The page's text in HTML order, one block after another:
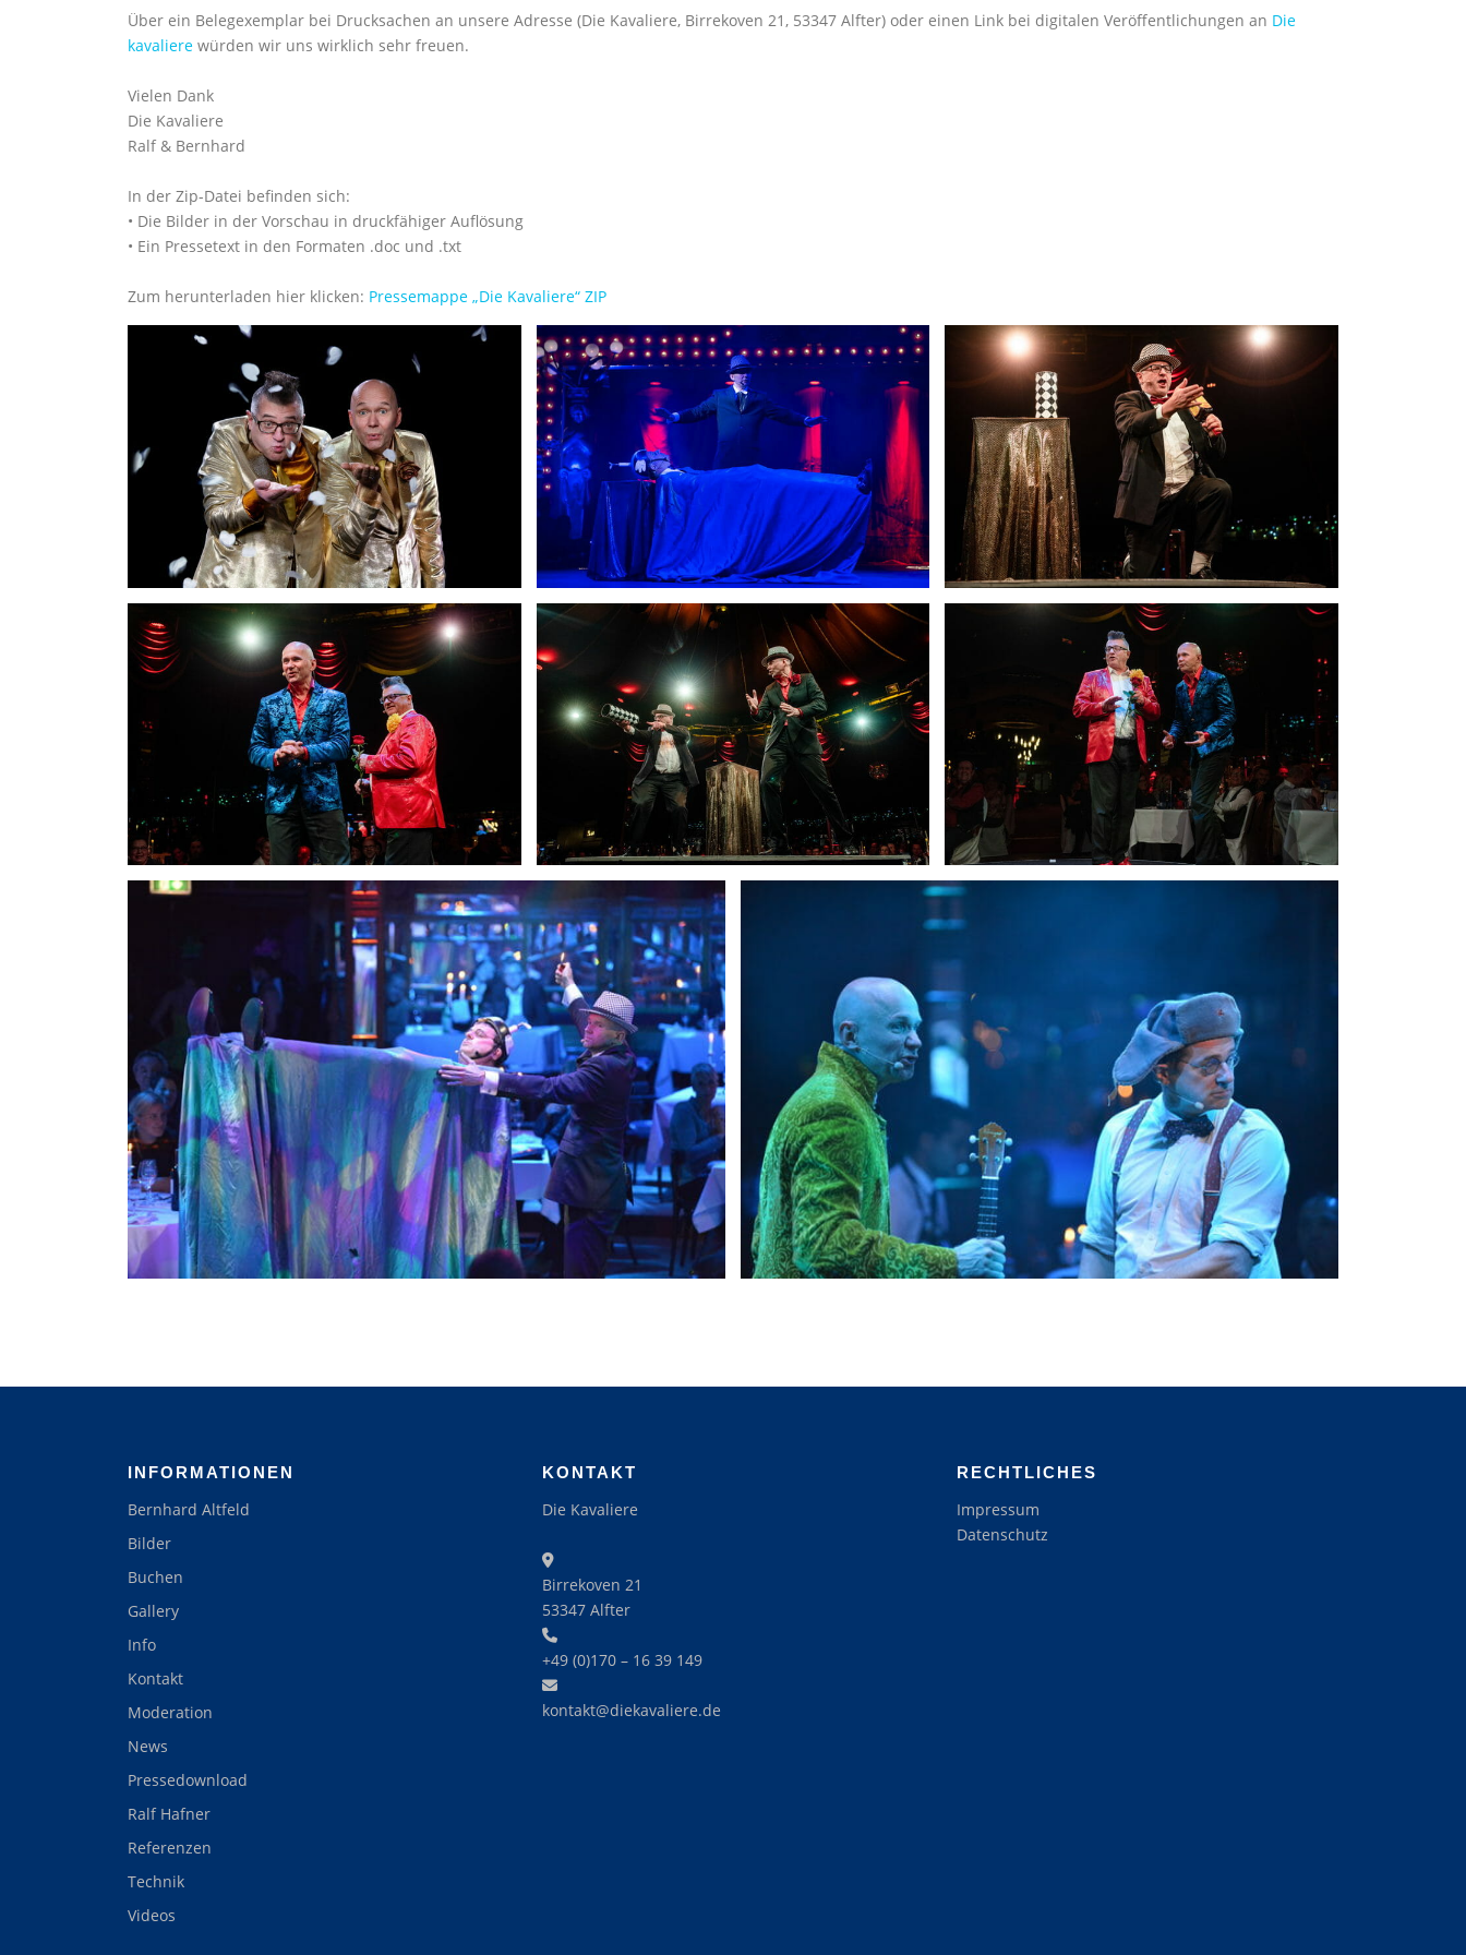
Über ein Belegexemplar bei Drucksachen an unsere Adresse (Die Kavaliere, Birrekoven 21, 53347 Alfter) oder einen Link bei digitalen Veröffentlichungen an Die
kavaliere würden wir uns wirklich sehr freuen.
Vielen Dank
Die Kavaliere
Ralf & Bernhard
In der Zip-Datei befinden sich:
• Die Bilder in der Vorschau in druckfähiger Auflösung
• Ein Pressetext in den Formaten .doc und .txt
Zum herunterladen hier klicken: Pressemappe „Die Kavaliere“ ZIP
INFORMATIONEN
Bernhard Altfeld
Bilder
Buchen
Gallery
Info
Kontakt
Moderation
News
Pressedownload
Ralf Hafner
Referenzen
Technik
Videos
KONTAKT
Die Kavaliere
Birrekoven 21
53347 Alfter
+49 (0)170 – 16 39 149‬
kontakt@diekavaliere.de
RECHTLICHES
Impressum
Datenschutz